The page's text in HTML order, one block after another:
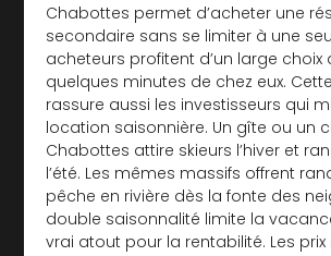
Chabottes permet d’acheter une
secondaire sans se limiter à une
acheteurs profitent d’un large choix
quelques minutes de chez eux.
rassure aussi les investisseurs qui
location saisonnière. Un gîte ou un
Chabottes attire skieurs l’hiver et
l’été. Les mêmes massifs offrent
pêche en rivière dès la fonte des
double saisonnalité limite la
vrai atout pour la rentabilité. Les